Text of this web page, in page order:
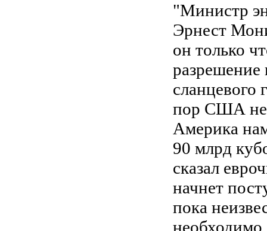
"Министр
Эрнест
он только
разрешение
сланцевого
пор США не
Америка
90 млрд
сказал
начнет
пока
необходимо